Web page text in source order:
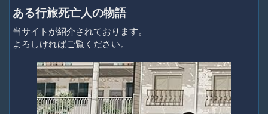
ある行旅死亡人の物語
当サイトが紹介されております。
よろしければご覧ください。